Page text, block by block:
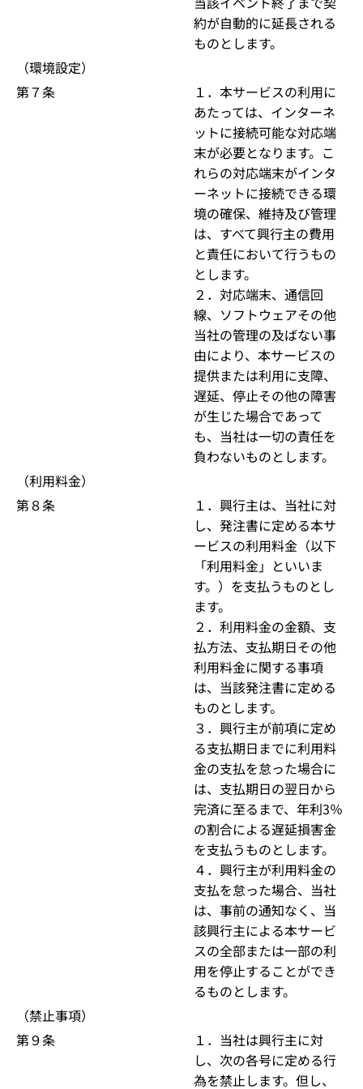
約が自動的に延長される
ものとします。
（環境設定）
第７条
１．本サービスの利用に
あたっては、インターネ
ットに接続可能な対応端
末が必要となります。こ
れらの対応端末がインタ
ーネットに接続できる環
境の確保、維持及び管理
は、すべて興行主の費用
と責任において行うもの
とします。
２．対応端末、通信回
線、ソフトウェアその他
当社の管理の及ばない事
由により、本サービスの
提供または利用に支障、
遅延、停止その他の障害
が生じた場合であって
も、当社は一切の責任を
負わないものとします。
（利用料金）
第８条
１．興行主は、当社に対
し、発注書に定める本サ
ービスの利用料金（以下
「利用料金」といいま
す。）を支払うものとし
ます。
２．利用料金の金額、支
払方法、支払期日その他
利用料金に関する事項
は、当該発注書に定める
ものとします。
３．興行主が前項に定め
る支払期日までに利用料
金の支払を怠った場合に
は、支払期日の翌日から
完済に至るまで、年利3％
の割合による遅延損害金
を支払うものとします。
４．興行主が利用料金の
支払を怠った場合、当社
は、事前の通知なく、当
該興行主による本サービ
スの全部または一部の利
用を停止することができ
るものとします。
（禁止事項）
第９条
１．当社は興行主に対
し、次の各号に定める行
為を禁止します。但し、